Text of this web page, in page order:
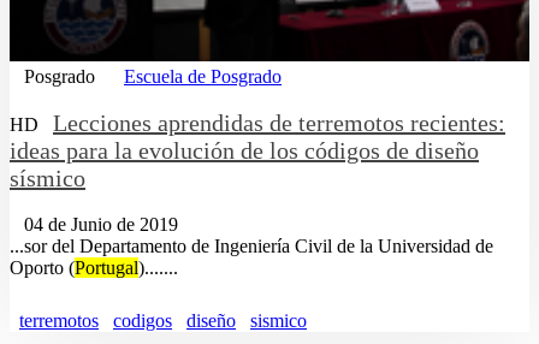
Posgrado Escuela de Posgrado
HD
Lecciones aprendidas de terremotos recientes:
ideas para la evolución de los códigos de diseño
sísmico
04 de Junio de 2019
...sor del Departamento de Ingeniería Civil de la Universidad de
Oporto (Portugal).......
terremotos codigos diseño sismico